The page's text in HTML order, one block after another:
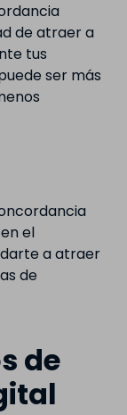
de atraer a
tus
ser más
el
a atraer
de
de